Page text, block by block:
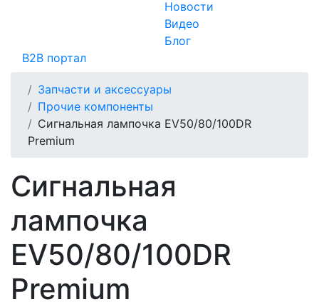
Новости
Видео
Блог
B2B портал
Запчасти и аксессуары
Прочие компоненты
Сигнальная лампочка EV50/80/100DR
Premium
Сигнальная
лампочка
EV50/80/100DR
Premium